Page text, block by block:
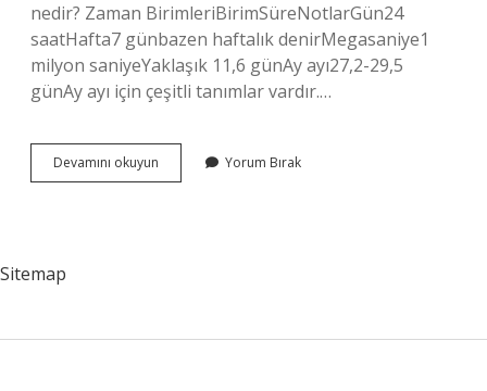
nedir? Zaman BirimleriBirimSüreNotlarGün24
saatHafta7 günbazen haftalık denirMegasaniye1
milyon saniyeYaklaşık 11,6 günAy ayı27,2-29,5
günAy ayı için çeşitli tanımlar vardır.…
Devamını okuyun
Ardından
Yorum Bırak
Sitemap